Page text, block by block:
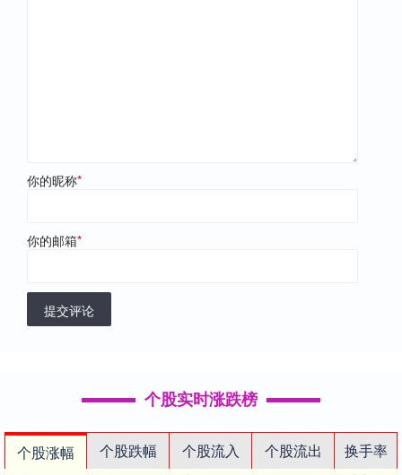
你的昵称*
你的邮箱*
提交评论
个股实时涨跌榜
个股涨幅 个股跌幅 个股流入 个股流出
换手率